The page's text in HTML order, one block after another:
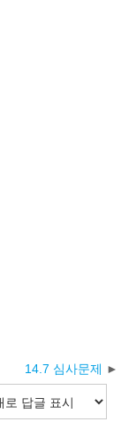
14.7 심사문제